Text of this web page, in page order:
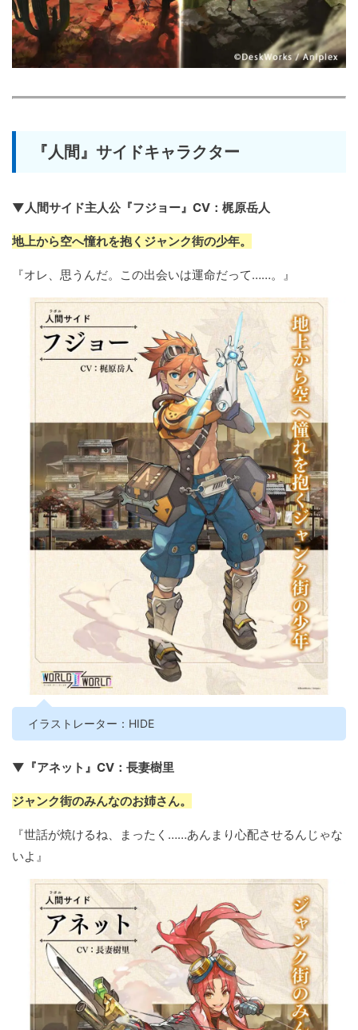
『人間』サイドキャラクター
▼人間サイド主人公『フジョー』CV：梶原岳人
地上から空へ憧れを抱くジャンク街の少年。
『オレ、思うんだ。この出会いは運命だって……。』
イラストレーター：HIDE
▼『アネット』CV：長妻樹里
ジャンク街のみんなのお姉さん。
『世話が焼けるね、まったく……あんまり心配させるんじゃな
いよ』